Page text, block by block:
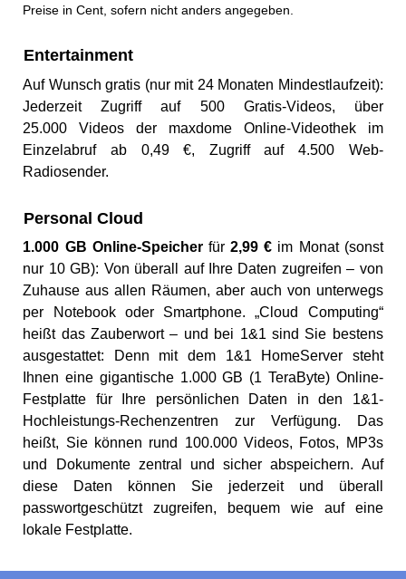
Preise in Cent, sofern nicht anders angegeben.
Entertainment
Auf Wunsch gratis (nur mit 24 Monaten Mindestlaufzeit):
Jederzeit Zugriff auf 500 Gratis-Videos, über
25.000 Videos der maxdome Online-Videothek im
Einzelabruf ab 0,49 €, Zugriff auf 4.500 Web-
Radiosender.
Personal Cloud
1.000 GB Online-Speicherfür2,99 € im Monat (sonst
nur 10 GB): Von überall auf Ihre Daten zugreifen – von
Zuhause aus allen Räumen, aber auch von unterwegs
per Notebook oder Smartphone. „Cloud Computing“
heißt das Zauberwort – und bei 1&1 sind Sie bestens
ausgestattet: Denn mit dem 1&1 HomeServer steht
Ihnen eine gigantische 1.000 GB (1 TeraByte) Online-
Festplatte für Ihre persönlichen Daten in den 1&1-
Hochleistungs-Rechenzentren zur Verfügung. Das
heißt, Sie können rund 100.000 Videos, Fotos, MP3s
und Dokumente zentral und sicher abspeichern. Auf
diese Daten können Sie jederzeit und überall
passwortgeschützt zugreifen, bequem wie auf eine
lokale Festplatte.